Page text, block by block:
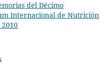
del Décimo
Internacional de Nutrición